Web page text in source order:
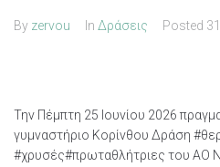
By zervou In Δράσεις Posted
Την Πέμπτη 25 Ιουνίου 2026
γυμναστήριο Κορίνθου Δράση
#χρυσές#πρωταθλήτριες του